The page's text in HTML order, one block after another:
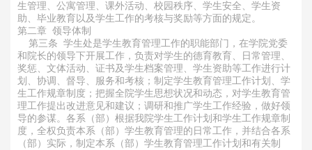
信息公开
联系我们
生管理、公寓管理、课外活动、校园秩序、学生安全、学生资
助、毕业教育以及学生工作的考核与奖励等方面的规定。
第二章 领导体制
第三条 学生处是学生教育管理工作的职能部门，在学院党委
和院长的领导下开展工作，负责对学生的德育教育、日常管理、
奖惩、文体活动、证书及学生档案管理、学生资助等工作进行计
划、协调、督导、服务和考核；制定学生教育管理工作计划、学
生工作规章制度；把握全院学生思想状况和动态，对学生教育管
理工作提出改进意见和建议；调研和推广学生工作经验，做好领
导的参谋。各系（部）根据我院学生工作计划和学生工作规章制
度，全权负责本系（部）学生教育管理的日常工作，并结合各系
（部）实际，制定本系（部）学生教育管理工作计划和有关制